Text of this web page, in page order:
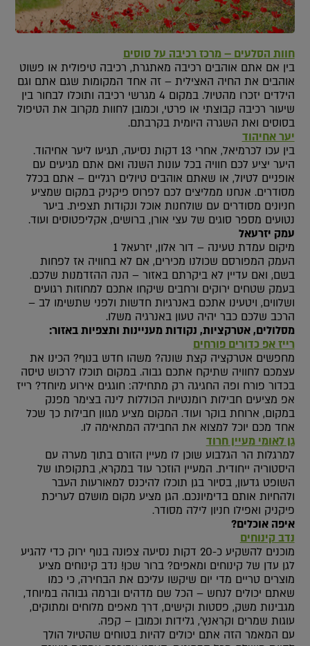
חוות הסלעים – מרכז רכיבה על סוסים
בין אם אתם אוהבים רכיבה מאתגרת, רכיבה טיפולית או פשוט
אוהבים את החיה האצילית – זה אחד המקומות שגם אתם וגם
הילדים יזכרו מהטיול. במקום 4 מגרשי רכיבה ותוכלו לבחור בין
שיעור רכיבה קבוצתי או פרטי, וכמובן לחוות מקרוב את הטיפול
בסוסים ואת השגרה היומית בקרבתם.
יער אחיהוד
בין עכו לכרמיאל, אחרי 13 דקות נסיעה, תגיעו ליער אחיהוד.
היער יציע לכם חוויה בכל עונות השנה ואם אתם מגיעים עם
אופניים לטיול, או שאתם אוהבים טיולים רגליים – אתם בכלל
מסודרים. אנחנו ממליצים לכם לפרוס פיקניק במקום שמציע
חניונים מסודרים עם שולחנות אוכל ונקודות תצפית. ביער
נטועים מספר סוגים של עצי אורן, ברושים, אקליפטוסים ועוד.
עמק יזרעאל
מיקום עמדת טעינה – דור אלון, יזרעאל 1
העמק המפורסם שכולנו מכירים, אם לא בחוויה אז לפחות
בשם, ואם עדיין לא ביקרתם באזור – הנה ההזדמנות שלכם.
בעמק שטחים ירוקים ורחבים שיקחו אתכם למחוזות רגועים
ושלווים, ויטעינו אתכם באנרגיות חדשות ולפני שתשימו לב –
הרכב שלכם כבר יהיה טעון באנרגיה משלו.
מסלולים, אטרקציות, נקודות מעניינות ותצפיות באזור:
רייז אפ כדורים פורחים
מחפשים אטרקציה קצת שונה? משהו חדש בנוף? הכינו את
עצמכם לחוויה שתיקח אתכם גבוה. במקום תוכלו לרכוש טיסה
בכדור פורח ופה החגיגה רק מתחילה: חוגגים אירוע מיוחד? רייז
אפ מציעים חבילות רומנטיות הכוללות לינה בצימר מפנק
במקום, ארוחת בוקר ועוד. המקום מציע מגוון חבילות כך שכל
אחד מכם יוכל למצוא את החבילה המתאימה לו.
גן לאומי מעיין חרוד
למרגלות הר הגלבוע שוכן לו מעיין הזורם בתוך מערה עם
היסטוריה ייחודית. המעיין הוזכר עוד במקרא, בתקופתו של
השופט גדעון, בסיור בגן תוכלו להיכנס למאורעות העבר
ולהחיות אותם בדימיונכם. הגן מציע מקום מושלם לעריכת
פיקניק ואפילו חניון לילה מסודר.
איפה אוכלים?
נדב קינוחים
מוכנים להשקיע כ-20 דקות נסיעה צפונה בנוף ירוק כדי להגיע
לגן עדן של קינוחים ומאפים? ברור שכן! נדב קינוחים מציע
מוצרים טריים מדי יום שיקשו עליכם את הבחירה, כי כמו
שאתם יכולים לנחש – הכל שם מדהים וברמה גבוהה במיוחד,
מגבינות משק, פסטות וקישים, דרך מאפים מלוחים ומתוקים,
עוגות שמרים וקראנץ’, גלידות וכמובן – קפה.
עם המאמר הזה אתם יכולים להיות בטוחים שהטיול הולך